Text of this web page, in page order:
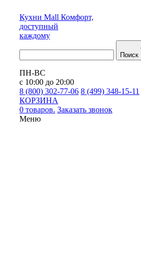
Кухни Mall Комфорт,
доступный
каждому
Поиск
ПН-ВС
с 10:00 до 20:00
8 (800) 302-77-06 8 (499) 348-15-11
КОРЗИНА
0 товаров. Заказать звонок
Меню